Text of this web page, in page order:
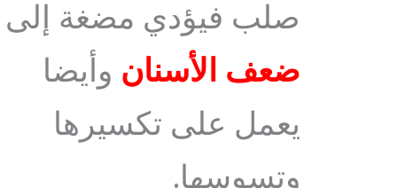
صلب فيؤدي مضغة إلى
ضعف الأسنان وأيضا
يعمل على تكسيرها
وتسوسها.